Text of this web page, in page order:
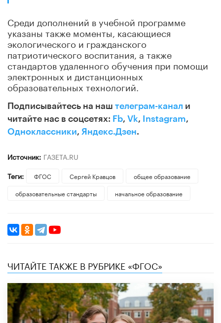
Среди дополнений в учебной программе
указаны также моменты, касающиеся
экологического и гражданского
патриотического воспитания, а также
стандартов удаленного обучения при помощи
электронных и дистанционных
образовательных технологий.
Подписывайтесь на наш телеграм-канал и
читайте нас в соцсетях: Fb, Vk, Instagram,
Одноклассники, Яндекс.Дзен.
Источник: ГАЗЕТА.RU
Теги:
ФГОС Сергей Кравцов
общее образование
образовательные стандарты
начальное образование
ЧИТАЙТЕ ТАКЖЕ В РУБРИКЕ «ФГОС»